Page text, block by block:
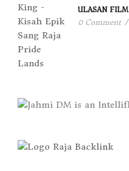
ULASAN FILM
0 Comment /